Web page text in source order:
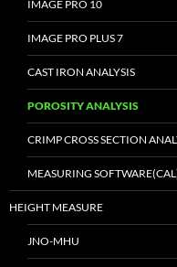
IMAGE PRO 10
IMAGE PRO PLUS 7
CAST IRON ANALYSIS
POROSITY ANALYSIS
CRIMP CROSS SECTION
MEASURING
HEIGHT MEASURE
JNO-MHU